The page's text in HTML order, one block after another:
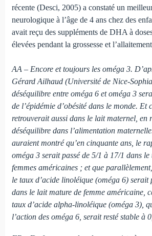
récente (Desci, 2005) a constaté un
neurologique à l’âge de 4 ans chez des
avait reçu des suppléments de DHA à
élevées pendant la grossesse et
AA – Encore et toujours les oméga 3.
Gérard Ailhaud (Université de Nice-
déséquilibre entre oméga 6 et oméga 3
de l’épidémie d’obésité dans le monde. Et
retrouverait aussi dans le lait maternel, en
déséquilibre dans l’alimentation
auraient montré qu’en cinquante ans, le
oméga 3 serait passé de 5/1 à 17/1 dans le
femmes américaines ; et que
le taux d’acide linoléique (oméga 6) serait
dans le lait mature de femme américaine,
taux d’acide alpha-linoléique (oméga 3),
l’action des oméga 6, serait resté stable à